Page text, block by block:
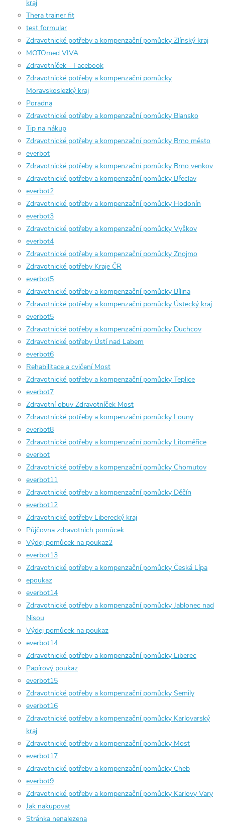
kraj
Thera trainer fit
test formular
Zdravotnické potřeby a kompenzační pomůcky Zlínský kraj
MOTOmed VIVA
Zdravotníček - Facebook
Zdravotnické potřeby a kompenzační pomůcky
Moravskoslezký kraj
Poradna
Zdravotnické potřeby a kompenzační pomůcky Blansko
Tip na nákup
Zdravotnické potřeby a kompenzační pomůcky Brno město
everbot
Zdravotnické potřeby a kompenzační pomůcky Brno venkov
Zdravotnické potřeby a kompenzační pomůcky Břeclav
everbot2
Zdravotnické potřeby a kompenzační pomůcky Hodonín
everbot3
Zdravotnické potřeby a kompenzační pomůcky Vyškov
everbot4
Zdravotnické potřeby a kompenzační pomůcky Znojmo
Zdravotnické potřeby Kraje ČR
everbot5
Zdravotnické potřeby a kompenzační pomůcky Bílina
Zdravotnické potřeby a kompenzační pomůcky Ústecký kraj
everbot5
Zdravotnické potřeby a kompenzační pomůcky Duchcov
Zdravotnické potřeby Ústí nad Labem
everbot6
Rehabilitace a cvičení Most
Zdravotnické potřeby a kompenzační pomůcky Teplice
everbot7
Zdravotní obuv Zdravotníček Most
Zdravotnické potřeby a kompenzační pomůcky Louny
everbot8
Zdravotnické potřeby a kompenzační pomůcky Litoměřice
everbot
Zdravotnické potřeby a kompenzační pomůcky Chomutov
everbot11
Zdravotnické potřeby a kompenzační pomůcky Děčín
everbot12
Zdravotnické potřeby Liberecký kraj
Půjčovna zdravotních pomůcek
Výdej pomůcek na poukaz2
everbot13
Zdravotnické potřeby a kompenzační pomůcky Česká Lípa
epoukaz
everbot14
Zdravotnické potřeby a kompenzační pomůcky Jablonec nad
Nisou
Výdej pomůcek na poukaz
everbot14
Zdravotnické potřeby a kompenzační pomůcky Liberec
Papírový poukaz
everbot15
Zdravotnické potřeby a kompenzační pomůcky Semily
everbot16
Zdravotnické potřeby a kompenzační pomůcky Karlovarský
kraj
Zdravotnické potřeby a kompenzační pomůcky Most
everbot17
Zdravotnické potřeby a kompenzační pomůcky Cheb
everbot9
Zdravotnické potřeby a kompenzační pomůcky Karlovy Vary
Jak nakupovat
Stránka nenalezena